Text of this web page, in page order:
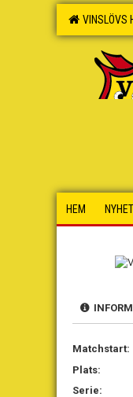
VINSLÖVS
HEM
Matchstart:
Plats:
Serie: